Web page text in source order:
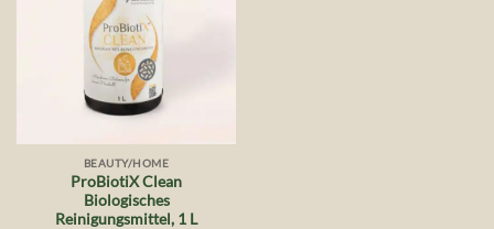
BEAUTY/HOME
ProBiotiX Clean
Biologisches
Reinigungsmittel, 1 L